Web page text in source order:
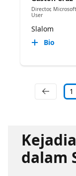
Director,
User
Slalom
Bio
1
dalam